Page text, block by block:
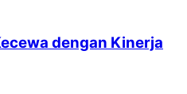
dengan Kinerja